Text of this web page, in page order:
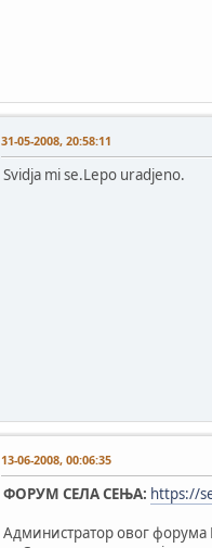
31-05-2008, 20:58:11
Svidja mi se.Lepo uradjeno.
13-06-2008, 00:06:35
ФОРУМ СЕЛА СЕЊА: https://
Администратор овог